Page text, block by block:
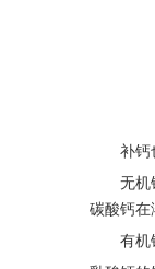
补钙
无机
碳酸钙在
有机